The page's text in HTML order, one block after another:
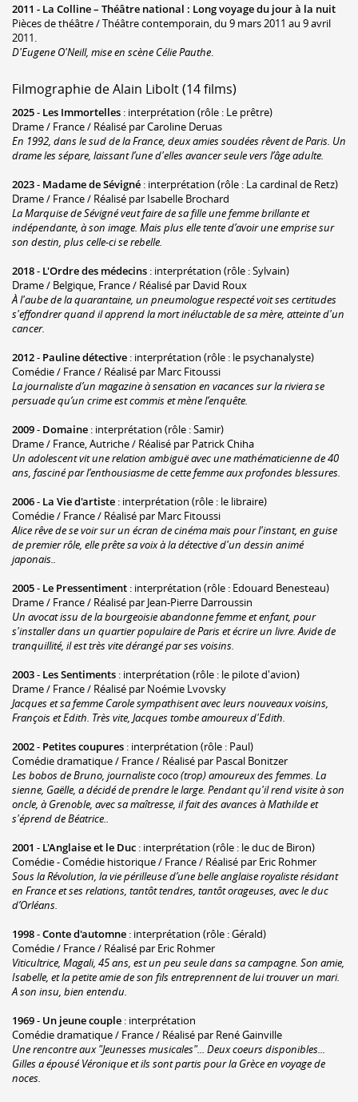
2011 - La Colline – Théâtre national : Long voyage du jour à la nuit
Pièces de théâtre / Théâtre contemporain, du 9 mars 2011 au 9 avril
2011.
D'Eugene O'Neill, mise en scène Célie Pauthe.
Filmographie de Alain Libolt (14 films)
2025- Les Immortelles : interprétation (rôle : Le prêtre)
Drame / France / Réalisé par Caroline Deruas
En 1992, dans le sud de la France, deux amies soudées rêvent de Paris. Un
drame les sépare, laissant l’une d'elles avancer seule vers l’âge adulte.
2023- Madame de Sévigné : interprétation (rôle : La cardinal de Retz)
Drame / France / Réalisé par Isabelle Brochard
La Marquise de Sévigné veut faire de sa fille une femme brillante et
indépendante, à son image. Mais plus elle tente d’avoir une emprise sur
son destin, plus celle-ci se rebelle.
2018- L'Ordre des médecins : interprétation (rôle : Sylvain)
Drame / Belgique, France / Réalisé par David Roux
À l'aube de la quarantaine, un pneumologue respecté voit ses certitudes
s'effondrer quand il apprend la mort inéluctable de sa mère, atteinte d'un
cancer.
2012- Pauline détective : interprétation (rôle : le psychanalyste)
Comédie / France / Réalisé par Marc Fitoussi
La journaliste d’un magazine à sensation en vacances sur la riviera se
persuade qu’un crime est commis et mène l’enquête.
2009- Domaine : interprétation (rôle : Samir)
Drame / France, Autriche / Réalisé par Patrick Chiha
Un adolescent vit une relation ambiguë avec une mathématicienne de 40
ans, fasciné par l’enthousiasme de cette femme aux profondes blessures.
2006- La Vie d'artiste : interprétation (rôle : le libraire)
Comédie / France / Réalisé par Marc Fitoussi
Alice rêve de se voir sur un écran de cinéma mais pour l'instant, en guise
de premier rôle, elle prête sa voix à la détective d'un dessin animé
japonais..
2005- Le Pressentiment : interprétation (rôle : Edouard Benesteau)
Drame / France / Réalisé par Jean-Pierre Darroussin
Un avocat issu de la bourgeoisie abandonne femme et enfant, pour
s'installer dans un quartier populaire de Paris et écrire un livre. Avide de
tranquillité, il est très vite dérangé par ses voisins.
2003- Les Sentiments : interprétation (rôle : le pilote d'avion)
Drame / France / Réalisé par Noémie Lvovsky
Jacques et sa femme Carole sympathisent avec leurs nouveaux voisins,
François et Edith. Très vite, Jacques tombe amoureux d'Edith.
2002- Petites coupures : interprétation (rôle : Paul)
Comédie dramatique / France / Réalisé par Pascal Bonitzer
Les bobos de Bruno, journaliste coco (trop) amoureux des femmes. La
sienne, Gaëlle, a décidé de prendre le large. Pendant qu'il rend visite à son
oncle, à Grenoble, avec sa maîtresse, il fait des avances à Mathilde et
s'éprend de Béatrice..
2001 - L'Anglaise et le Duc : interprétation (rôle : le duc de Biron)
Comédie - Comédie historique / France / Réalisé par Eric Rohmer
Sous la Révolution, la vie périlleuse d’une belle anglaise royaliste résidant
en France et ses relations, tantôt tendres, tantôt orageuses, avec le duc
d’Orléans.
1998-Conte d'automne : interprétation (rôle : Gérald)
Comédie / France / Réalisé par Eric Rohmer
Viticultrice, Magali, 45 ans, est un peu seule dans sa campagne. Son amie,
Isabelle, et la petite amie de son fils entreprennent de lui trouver un mari.
A son insu, bien entendu.
1969- Un jeune couple : interprétation
Comédie dramatique / France / Réalisé par René Gainville
Une rencontre aux "Jeunesses musicales"... Deux coeurs disponibles...
Gilles a épousé Véronique et ils sont partis pour la Grèce en voyage de
noces.